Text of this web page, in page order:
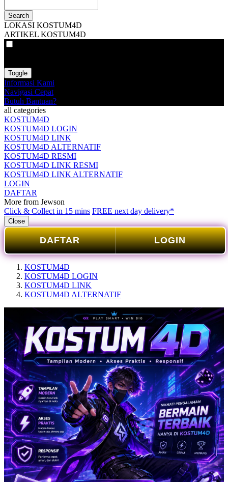
Search
LOKASI KOSTUM4D
ARTIKEL KOSTUM4D
Toggle
Informasi Kami
Navigasi Cepat
Butuh Bantuan?
all categories
KOSTUM4D
KOSTUM4D LOGIN
KOSTUM4D LINK
KOSTUM4D ALTERNATIF
KOSTUM4D RESMI
KOSTUM4D LINK RESMI
KOSTUM4D LINK ALTERNATIF
LOGIN
DAFTAR
More from Jewson
Click & Collect in 15 mins FREE next day delivery*
Close
DAFTAR LOGIN
KOSTUM4D
KOSTUM4D LOGIN
KOSTUM4D LINK
KOSTUM4D ALTERNATIF